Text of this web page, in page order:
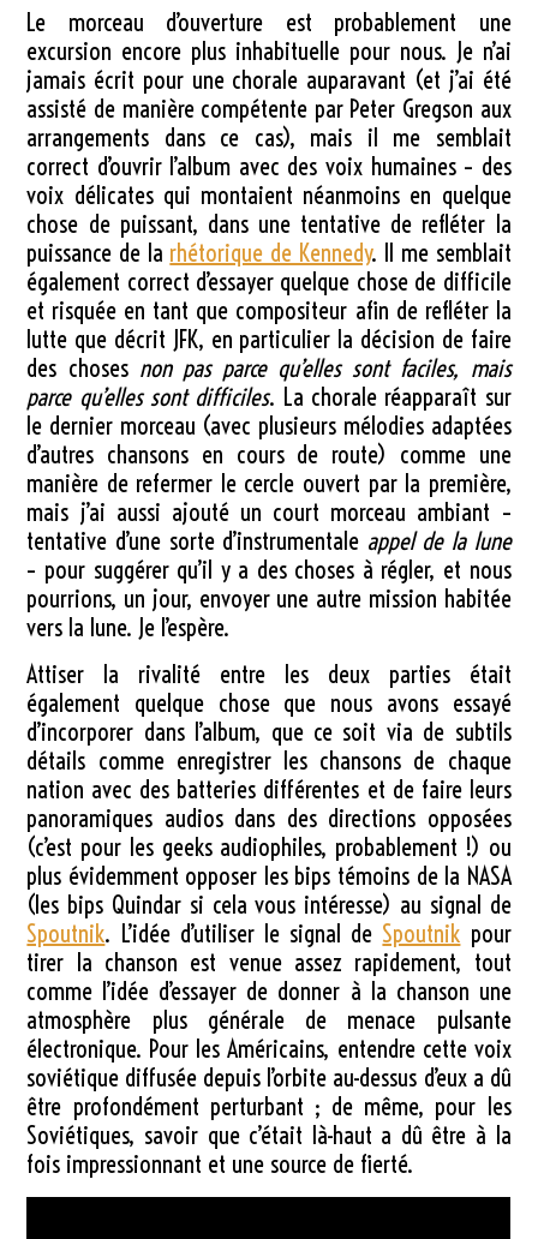
Le morceau d’ouverture est probablement une
excursion encore plus inhabituelle pour nous. Je n’ai
jamais écrit pour une chorale auparavant (et j’ai été
assisté de manière compétente par Peter Gregson aux
arrangements dans ce cas), mais il me semblait
correct d’ouvrir l’album avec des voix humaines – des
voix délicates qui montaient néanmoins en quelque
chose de puissant, dans une tentative de refléter la
puissance de la rhétorique de Kennedy. Il me semblait
également correct d’essayer quelque chose de difficile
et risquée en tant que compositeur afin de refléter la
lutte que décrit JFK, en particulier la décision de faire
des choses non pas parce qu’elles sont faciles, mais
parce qu’elles sont difficiles. La chorale réapparaît sur
le dernier morceau (avec plusieurs mélodies adaptées
d’autres chansons en cours de route) comme une
manière de refermer le cercle ouvert par la première,
mais j’ai aussi ajouté un court morceau ambiant –
tentative d’une sorte d’instrumentale appel de la lune
– pour suggérer qu’il y a des choses à régler, et nous
pourrions, un jour, envoyer une autre mission habitée
vers la lune. Je l’espère.
Attiser la rivalité entre les deux parties était
également quelque chose que nous avons essayé
d’incorporer dans l’album, que ce soit via de subtils
détails comme enregistrer les chansons de chaque
nation avec des batteries différentes et de faire leurs
panoramiques audios dans des directions opposées
(c’est pour les geeks audiophiles, probablement !) ou
plus évidemment opposer les bips témoins de la NASA
(les bips Quindar si cela vous intéresse) au signal de
Spoutnik. L’idée d’utiliser le signal de Spoutnik pour
tirer la chanson est venue assez rapidement, tout
comme l’idée d’essayer de donner à la chanson une
atmosphère plus générale de menace pulsante
électronique. Pour les Américains, entendre cette voix
soviétique diffusée depuis l’orbite au-dessus d’eux a dû
être profondément perturbant ; de même, pour les
Soviétiques, savoir que c’était là-haut a dû être à la
fois impressionnant et une source de fierté.